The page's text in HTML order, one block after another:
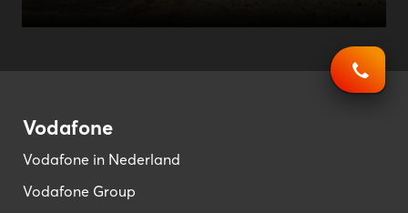
Vodafone
Vodafone in Nederland
Vodafone Group